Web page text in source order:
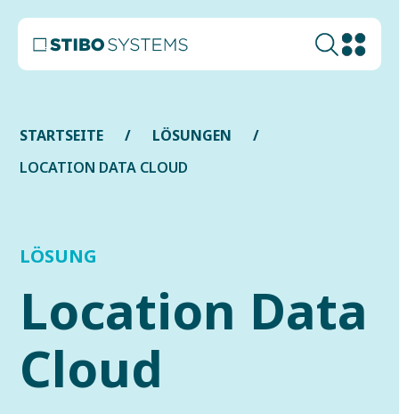
STARTSEITE
LÖSUNGEN
LOCATION DATA CLOUD
LÖSUNG
Location Data
Cloud